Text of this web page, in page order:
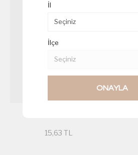
15,63 TL
İl
İlçe
ONAYLA